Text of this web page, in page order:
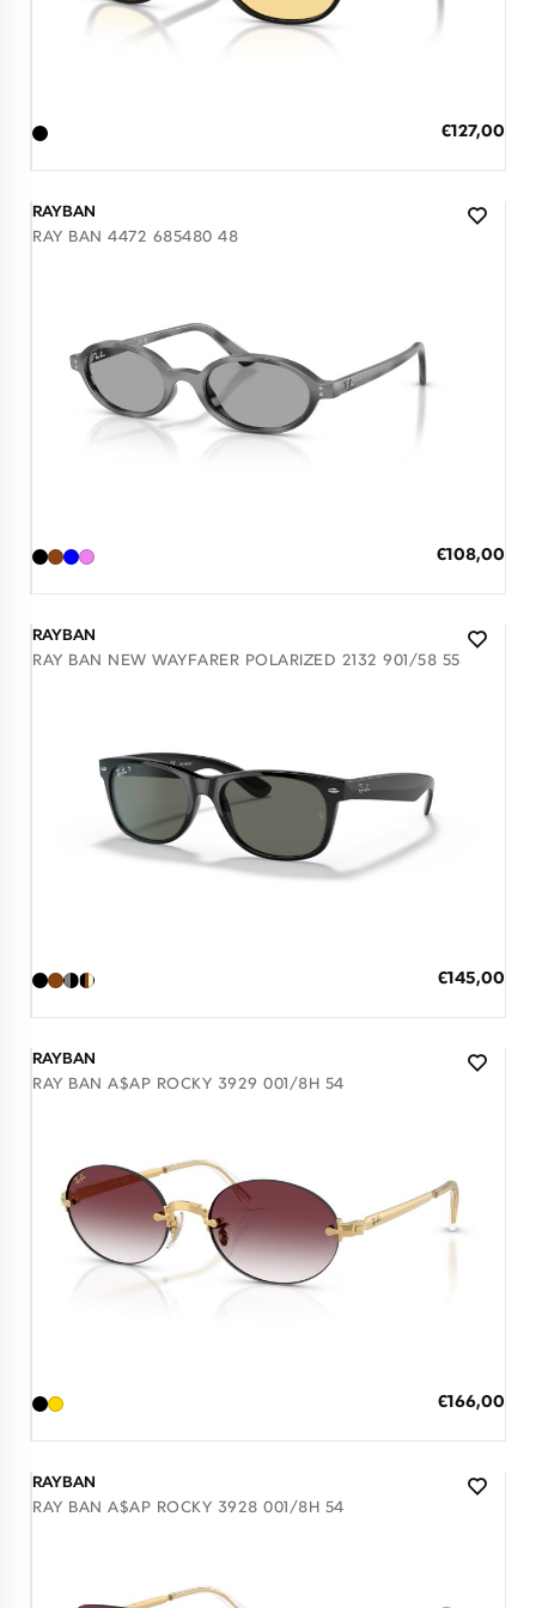
Ειδική
€127,00
RAYBAN
RAY BAN 4472 685480 48
Ειδική
€108,00
RAYBAN
RAY BAN NEW WAYFARER POLARIZED 2132 901/58 55
Ειδική
€145,00
RAYBAN
RAY BAN A$AP ROCKY 3929 001/8H 54
Ειδική
€166,00
RAYBAN
RAY BAN A$AP ROCKY 3928 001/8H 54